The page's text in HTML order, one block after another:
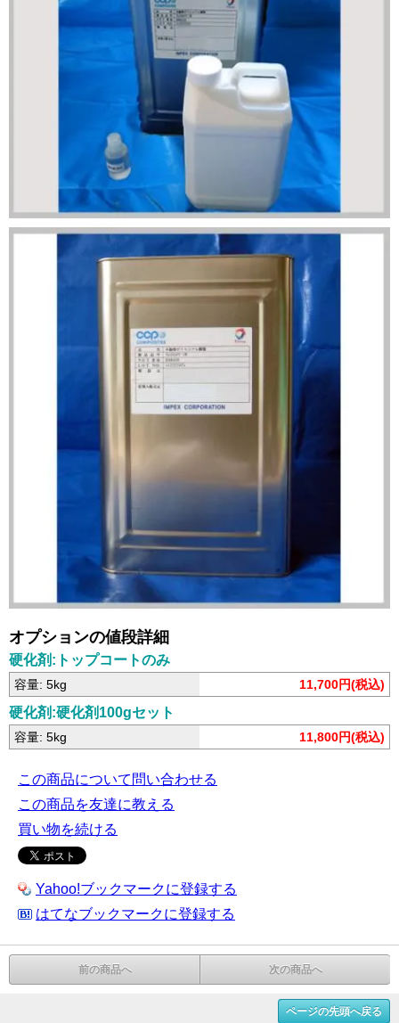
オプションの値段詳細
硬化剤:トップコートのみ
容量: 5kg 11,700円(税込)
硬化剤:硬化剤100gセット
容量: 5kg 11,800円(税込)
この商品について問い合わせる
この商品を友達に教える
買い物を続ける
Yahoo!ブックマークに登録する
はてなブックマークに登録する
前の商品へ 次の商品へ
ページの先頭へ戻る